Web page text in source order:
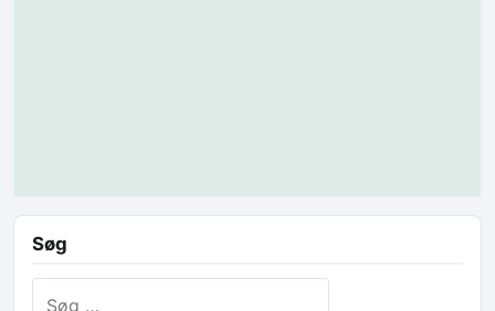
Søg